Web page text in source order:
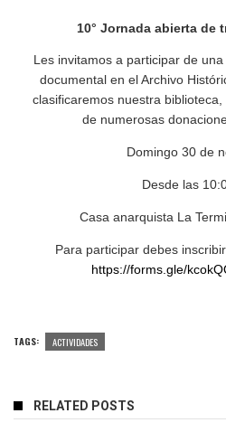
10° Jornada abierta de
Les invitamos a participar de
documental en el Archivo
clasificaremos nuestra
de numerosas
Domingo 30 de
Desde las
Casa anarquista La
Para participar debes
https://forms.gle/
TAGS: ACTIVIDADES
RELATED POSTS